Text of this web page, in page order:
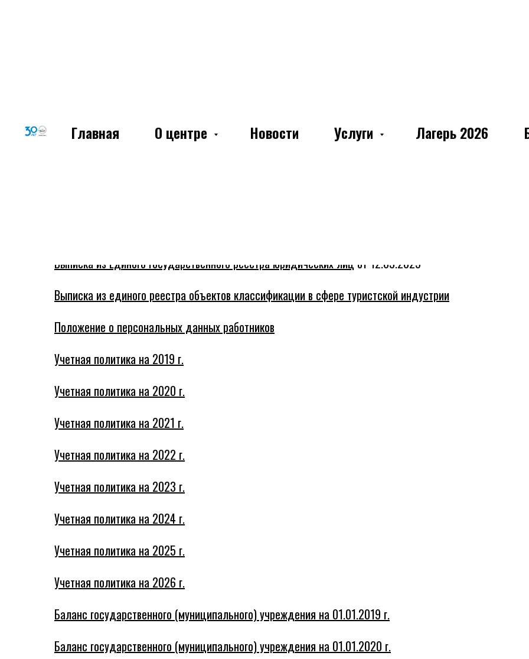
Главная О центре Новости Услуги Лагерь 2026
Выписка из Единого государственного реестра юридических лиц от 12.03.2025
Выписка из единого реестра объектов классификации в сфере туристской индустрии
Положение о персональных данных работников
Учетная политика на 2019 г.
Учетная политика на 2020 г.
Учетная политика на 2021 г.
Учетная политика на 2022 г.
Учетная политика на 2023 г.
Учетная политика на 2024 г.
Учетная политика на 2025 г.
Учетная политика на 2026 г.
Баланс государственного (муниципального) учреждения на 01.01.2019 г.
Баланс государственного (муниципального) учреждения на 01.01.2020 г.